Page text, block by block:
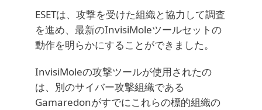
ESETは、攻撃を受けた組織と協力して調査
を進め、最新のInvisiMoleツールセットの
動作を明らかにすることができました。
InvisiMoleの攻撃ツールが使用されたの
は、別のサイバー攻撃組織である
Gamaredonがすでにこれらの標的組織の